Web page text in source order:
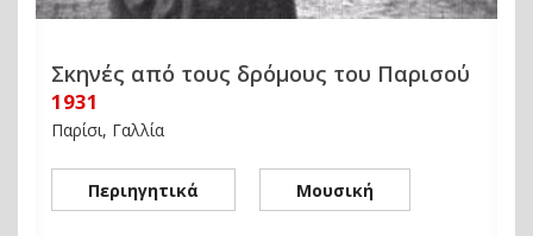
Σκηνές από τους δρόμους του Παρισού
1931
Παρίσι, Γαλλία
Περιηγητικά Μουσική